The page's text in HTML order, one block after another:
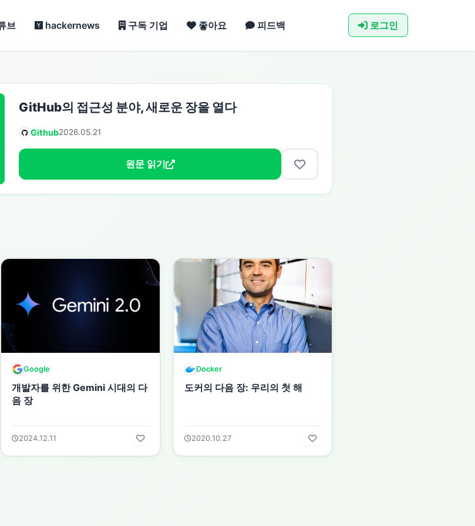
브 hackernews 구독 기업 좋아요 피드백 로그인
GitHub의 접근성 분야, 새로운 장을 열다
Github2026.05.21
원문 읽기
Google
개발자를 위한 Gemini 시대의 다
음 장
2024.12.11
Docker
도커의 다음 장: 우리의 첫 해
2020.10.27